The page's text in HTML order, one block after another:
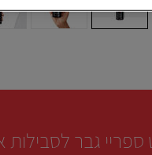
ספריי גבר לסבילות